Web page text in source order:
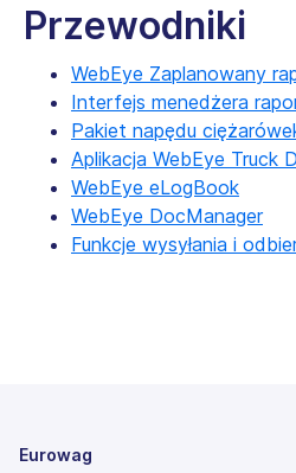
Przewodniki
WebEye Zaplanowany
Interfejs menedżera
Pakiet napędu
Aplikacja WebEye Truck
WebEye eLogBook
WebEye DocManager
Funkcje wysyłania i
Eurowag